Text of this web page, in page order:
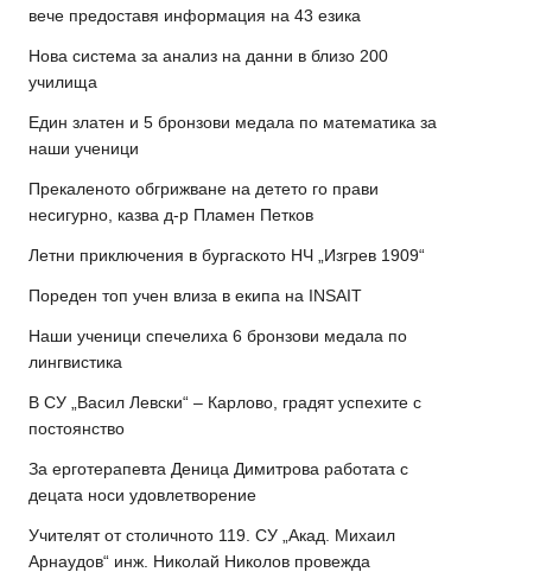
вече предоставя информация на 43 езика
Нова система за анализ на данни в близо 200
училища
Един златен и 5 бронзови медала по математика за
наши ученици
Прекаленото обгрижване на детето го прави
несигурно, казва д-р Пламен Петков
Летни приключения в бургаското НЧ „Изгрев 1909“
Пореден топ учен влиза в екипа на INSAIT
Наши ученици спечелиха 6 бронзови медала по
лингвистика
В СУ „Васил Левски“ – Карлово, градят успехите с
постоянство
За ерготерапевта Деница Димитрова работата с
децата носи удовлетворение
Учителят от столичното 119. СУ „Акад. Михаил
Арнаудов“ инж. Николай Николов провежда